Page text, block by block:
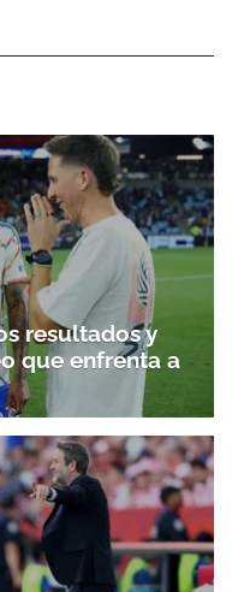
resultados y
que enfrenta a